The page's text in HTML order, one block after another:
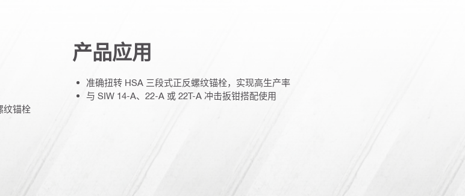
纹锚栓
产品应用
准确扭转 HSA 三段式正反螺纹锚栓，实现高生产率
与 SIW 14-A、22-A 或 22T-A 冲击扳钳搭配使用